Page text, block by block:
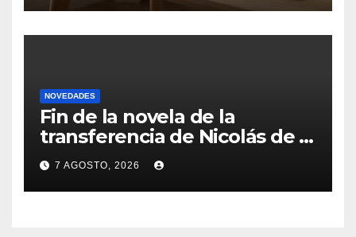
Anthropic
NOVEDADES
Fin de la novela de la
transferencia de Nicolás de la
Cruz a Peñarol: “La operación
no se podrá concretar en
este momento”
7 AGOSTO, 2026